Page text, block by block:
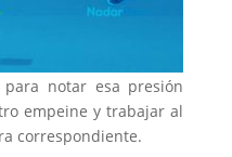
para notar esa presión
empeine y trabajar al
correspondiente.